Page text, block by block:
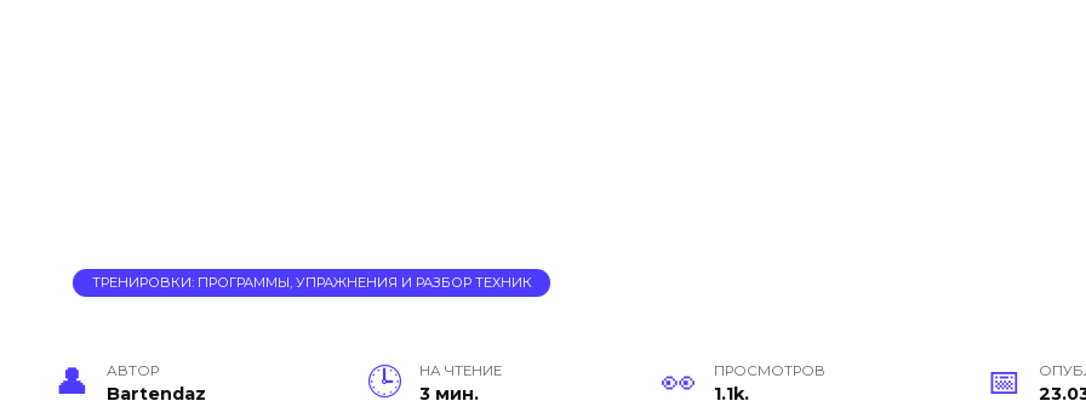
ТРЕНИРОВКИ: ПРОГРАММЫ, УПРАЖНЕНИЯ И РАЗБОР ТЕХНИК
АВТОР
Bartendaz
НА ЧТЕНИЕ
3 мин.
ПРОСМОТРОВ
1.1k.